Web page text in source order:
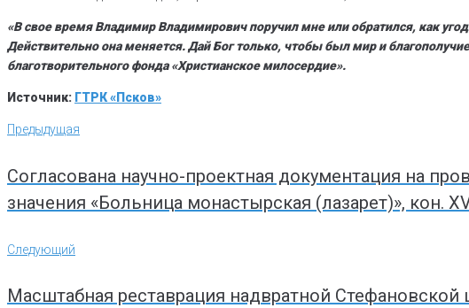
«В свое время Владимир Владимирович поручил мне или обратился, как
Действительно она меняется. Дай Бог только, чтобы был мир и
благотворительного фонда «Христианское милосердие».
Источник: ГТРК «Псков»
Навигация
записям
Предыдущая
Предыдущая
Согласована научно-проектная документация на
значения «Больница монастырская (лазарет)», кон.
Следующий
Следующий
Масштабная реставрация надвратной